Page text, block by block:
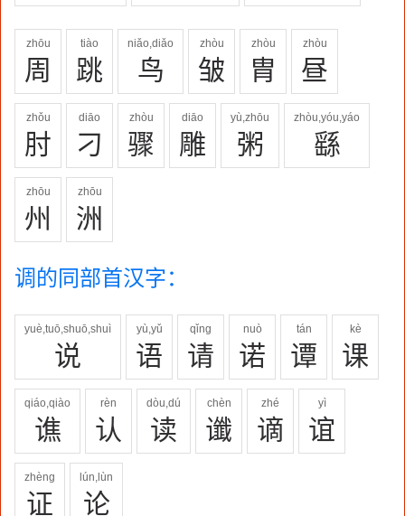
zhōu
周
tiào
跳
niǎo,diǎo
鸟
zhòu
皱
zhòu
胄
zhòu
昼
zhǒu
肘
diāo
刁
zhòu
骤
diāo
雕
yù,zhōu
粥
zhòu,yóu,yáo
繇
zhōu
州
zhōu
洲
调的同部首汉字：
yuè,tuō,shuō,shuì
说
yù,yǔ
语
qǐng
请
nuò
诺
tán
谭
kè
课
qiáo,qiào
谯
rèn
认
dòu,dú
读
chèn
谶
zhé
谪
yì
谊
zhèng
证
lún,lùn
论